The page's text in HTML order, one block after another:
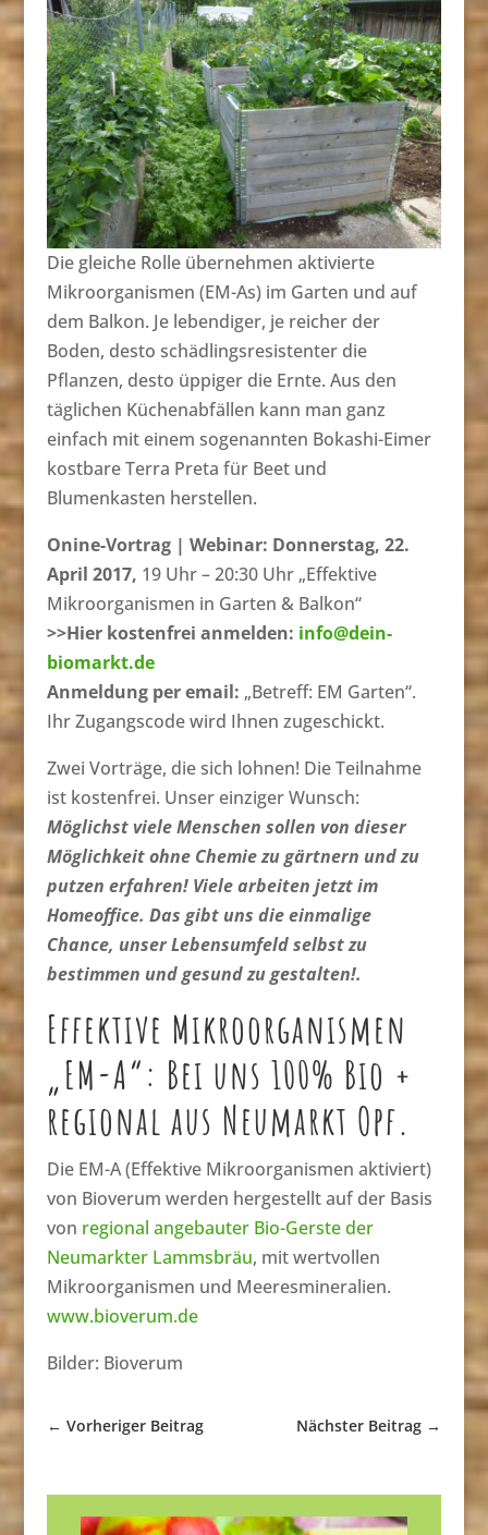
Die gleiche Rolle übernehmen aktivierte
Mikroorganismen (EM-As) im Garten und auf
dem Balkon. Je lebendiger, je reicher der
Boden, desto schädlingsresistenter die
Pflanzen, desto üppiger die Ernte. Aus den
täglichen Küchenabfällen kann man ganz
einfach mit einem sogenannten Bokashi-Eimer
kostbare Terra Preta für Beet und
Blumenkasten herstellen.
Onine-Vortrag | Webinar: Donnerstag, 22.
April 2017, 19 Uhr – 20:30 Uhr „Effektive
Mikroorganismen in Garten & Balkon“
>>Hier kostenfrei anmelden: info@dein-
biomarkt.de
Anmeldung per email: „Betreff: EM Garten“.
Ihr Zugangscode wird Ihnen zugeschickt.
Zwei Vorträge, die sich lohnen! Die Teilnahme
ist kostenfrei. Unser einziger Wunsch:
Möglichst viele Menschen sollen von dieser
Möglichkeit ohne Chemie zu gärtnern und zu
putzen erfahren! Viele arbeiten jetzt im
Homeoffice. Das gibt uns die einmalige
Chance, unser Lebensumfeld selbst zu
bestimmen und gesund zu gestalten!.
Effektive Mikroorganismen
„EM-A“: Bei uns 100% Bio +
regional aus Neumarkt Opf.
Die EM-A (Effektive Mikroorganismen aktiviert)
von Bioverum werden hergestellt auf der Basis
von regional angebauter Bio-Gerste der
Neumarkter Lammsbräu, mit wertvollen
Mikroorganismen und Meeresmineralien.
www.bioverum.de
Bilder: Bioverum
← Vorheriger Beitrag Nächster Beitrag →